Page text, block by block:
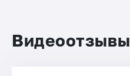
Видеоотзывы